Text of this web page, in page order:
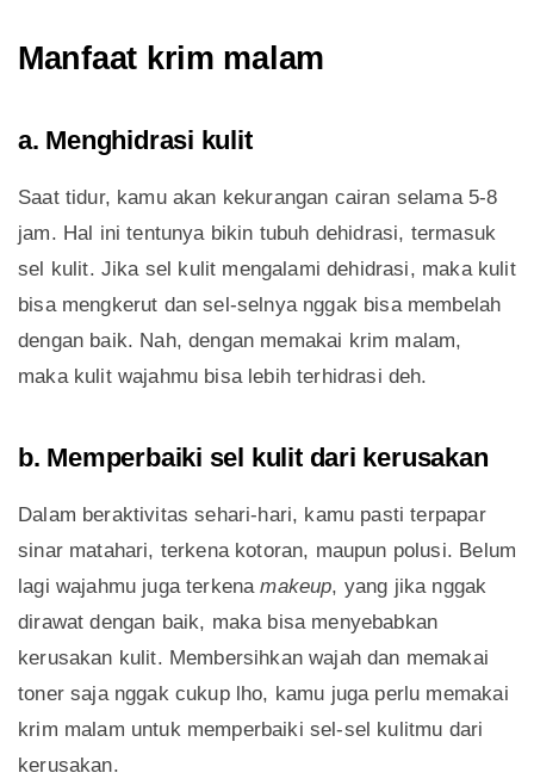
Manfaat krim malam
a. Menghidrasi kulit
Saat tidur, kamu akan kekurangan cairan selama 5-8
jam. Hal ini tentunya bikin tubuh dehidrasi, termasuk
sel kulit. Jika sel kulit mengalami dehidrasi, maka kulit
bisa mengkerut dan sel-selnya nggak bisa membelah
dengan baik. Nah, dengan memakai krim malam,
maka kulit wajahmu bisa lebih terhidrasi deh.
b. Memperbaiki sel kulit dari kerusakan
Dalam beraktivitas sehari-hari, kamu pasti terpapar
sinar matahari, terkena kotoran, maupun polusi. Belum
lagi wajahmu juga terkenamakeup, yang jika nggak
dirawat dengan baik, maka bisa menyebabkan
kerusakan kulit. Membersihkan wajah dan memakai
toner saja nggak cukup lho, kamu juga perlu memakai
krim malam untuk memperbaiki sel-sel kulitmu dari
kerusakan.